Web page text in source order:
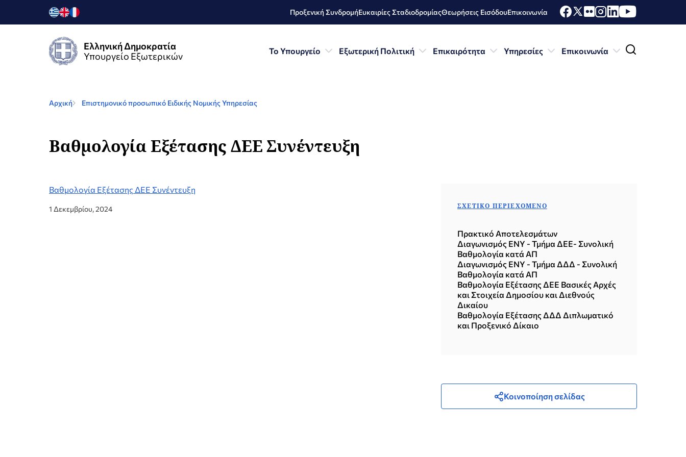
Προξενική ΣυνδρομήΕυκαιρίες ΣταδιοδρομίαςΘεωρήσεις ΕισόδουΕπικοινωνία
Ελληνική Δημοκρατία
Υπουργείο Εξωτερικών
Το Υπουργείο Εξωτερική Πολιτική Επικαιρότητα Υπηρεσίες Επικοινωνία
Αρχική Επιστημονικό προσωπικό Ειδικής Νομικής Υπηρεσίας
Βαθμολογία Εξέτασης ΔΕΕ Συνέντευξη
Βαθμολογία Εξέτασης ΔΕΕ Συνέντευξη
1 Δεκεμβρίου, 2024 ΣΧΕΤΙΚΌ ΠΕΡΙΕΧΌΜΕΝΟ
Πρακτικό Αποτελεσμάτων
Διαγωνισμός ΕΝΥ - Τμήμα ΔΕΕ- Συνολική
Βαθμολογία κατά ΑΠ
Διαγωνισμός ΕΝΥ - Τμήμα ΔΔΔ - Συνολική
Βαθμολογία κατά ΑΠ
Βαθμολογία Εξέτασης ΔΕΕ Βασικές Αρχές
και Στοιχεία Δημοσίου και Διεθνούς
Δικαίου
Βαθμολογία Εξέτασης ΔΔΔ Διπλωματικό
και Προξενικό Δίκαιο
Κοινοποίηση σελίδας